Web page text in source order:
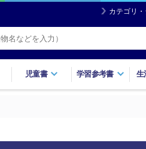
カテゴリ
児童書 学習参考書 生